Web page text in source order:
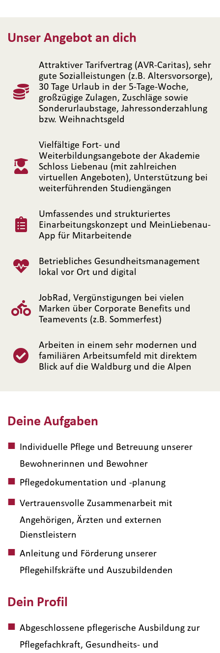
Deine Aufgaben
Individuelle Pflege und Betreuung unserer
Bewohnerinnen und Bewohner
Pflegedokumentation und -planung
Vertrauensvolle Zusammenarbeit mit
Angehörigen, Ärzten und externen
Dienstleistern
Anleitung und Förderung unserer
Pflegehilfskräfte und Auszubildenden
Dein Profil
Abgeschlossene pflegerische Ausbildung zur
Pflegefachkraft, Gesundheits- und
Unser Angebot an dich
Attraktiver Tarifvertrag (AVR-Caritas), sehr
gute Sozialleistungen (z.B. Altersvorsorge),
30 Tage Urlaub in der 5-Tage-Woche,
großzügige Zulagen, Zuschläge sowie
Sonderurlaubstage, Jahressonderzahlung
bzw. Weihnachtsgeld
Vielfältige Fort- und
Weiterbildungsangebote der Akademie
Schloss Liebenau (mit zahlreichen
virtuellen Angeboten), Unterstützung bei
weiterführenden Studiengängen
Umfassendes und strukturiertes
Einarbeitungskonzept und MeinLiebenau-
App für Mitarbeitende
Betriebliches Gesundheitsmanagement
lokal vor Ort und digital
JobRad, Vergünstigungen bei vielen
Marken über Corporate Benefits und
Teamevents (z.B. Sommerfest)
Arbeiten in einem sehr modernen und
familiären Arbeitsumfeld mit direktem
Blick auf die Waldburg und die Alpen